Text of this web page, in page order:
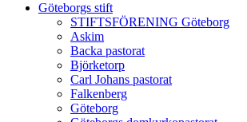
Göteborgs stift
STIFTSFÖRENING Göteborg
Askim
Backa pastorat
Björketorp
Carl Johans pastorat
Falkenberg
Göteborg